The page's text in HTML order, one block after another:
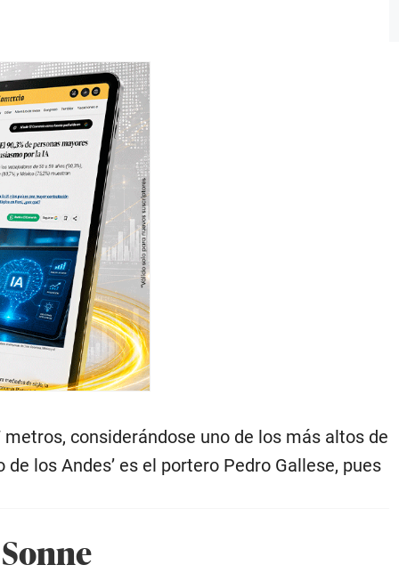
considerándose uno de los más altos de
los Andes’ es el portero Pedro Gallese, pues